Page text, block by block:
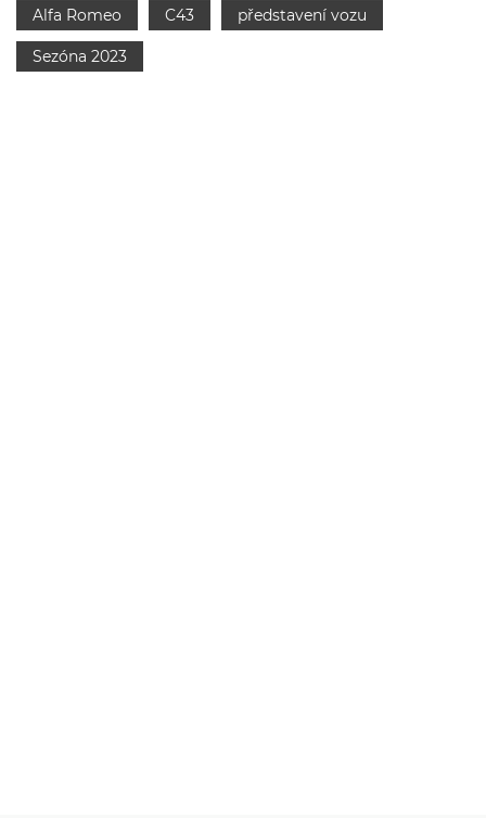
Alfa Romeo C43 představení vozu
Sezóna 2023